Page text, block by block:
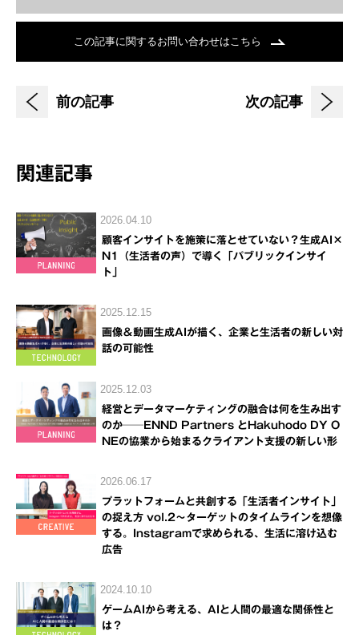
この記事に関するお問い合わせはこちら
前の記事 次の記事
関連記事
2026.04.10
顧客インサイトを施策に落とせていない？生成AI×
N1（生活者の声）で導く「パブリックインサイ
ト」
2025.12.15
画像＆動画生成AIが描く、企業と生活者の新しい対
話の可能性
2025.12.03
経営とデータマーケティングの融合は何を生み出す
のか──ENND Partners とHakuhodo DY O
NEの協業から始まるクライアント支援の新しい形
2026.06.17
プラットフォームと共創する「生活者インサイト」
の捉え方 vol.2～ターゲットのタイムラインを想像
する。Instagramで求められる、生活に溶け込む
広告
2024.10.10
ゲームAIから考える、AIと人間の最適な関係性と
は？